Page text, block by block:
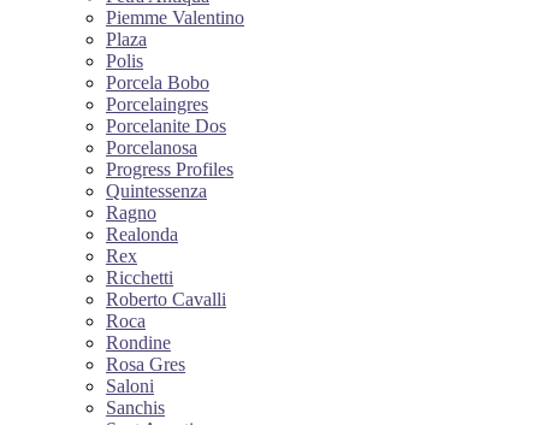
Piemme Valentino
Plaza
Polis
Porcela Bobo
Porcelaingres
Porcelanite Dos
Porcelanosa
Progress Profiles
Quintessenza
Ragno
Realonda
Rex
Ricchetti
Roberto Cavalli
Roca
Rondine
Rosa Gres
Saloni
Sanchis